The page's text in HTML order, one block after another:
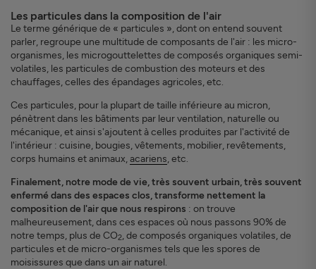
Les particules dans la composition de l'air
Le terme générique de « particules », dont on entend souvent
parler, regroupe une multitude de composants de l'air : les micro-
organismes, les microgouttelettes de composés organiques semi-
volatiles, les particules de combustion des moteurs et des
chauffages, celles des épandages agricoles, etc.
Ces particules, pour la plupart de taille inférieure au micron,
pénètrent dans les bâtiments par leur ventilation, naturelle ou
mécanique, et ainsi s'ajoutent à celles produites par l'activité de
l'intérieur : cuisine, bougies, vêtements, mobilier, revêtements,
corps humains et animaux,acariens, etc.
Finalement, notre mode de vie, très souvent urbain, très souvent
enfermé dans des espaces clos, transforme nettement la
composition de l'air que nous respirons : on trouve
malheureusement, dans ces espaces où nous passons 90% de
notre temps, plus de CO2, de composés organiques volatiles, de
particules et de micro-organismes tels que les spores de
moisissures que dans un air naturel.